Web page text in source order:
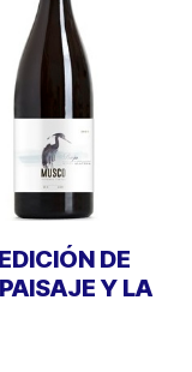
DE
Y LA